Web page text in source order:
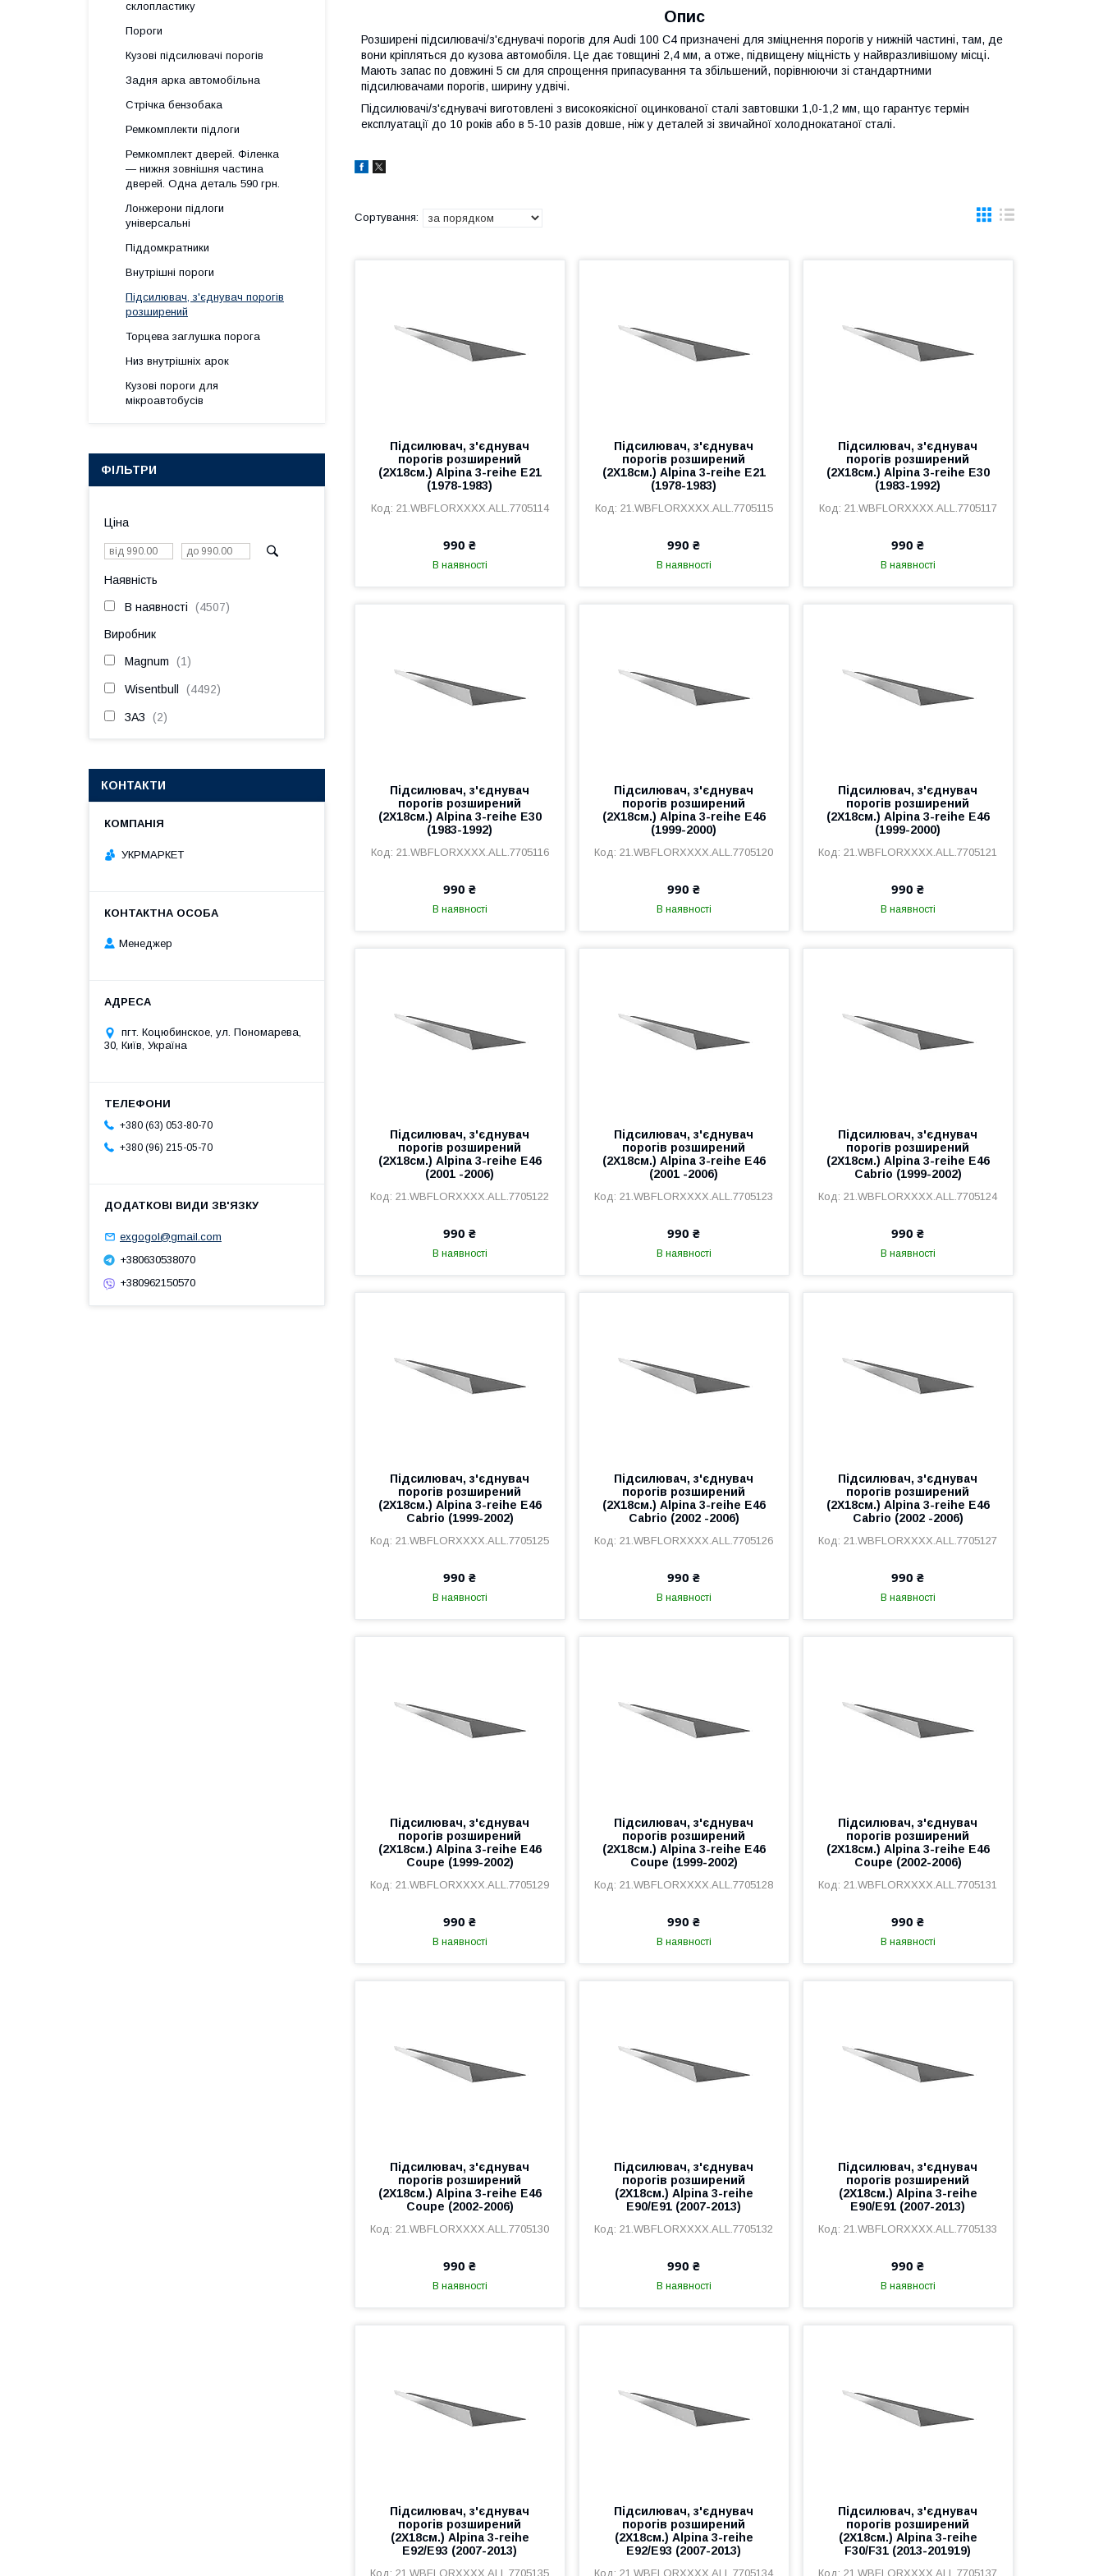
Опис
Розширені підсилювачі/з'єднувачі порогів для Audi 100 C4 призначені для зміцнення порогів у нижній частині, там, де
вони кріпляться до кузова автомобіля. Це дає товщині 2,4 мм, а отже, підвищену міцність у найвразливішому місці.
Мають запас по довжині 5 см для спрощення припасування та збільшений, порівнюючи зі стандартними
підсилювачами порогів, ширину удвічі.
Підсилювачі/з'єднувачі виготовлені з високоякісної оцинкованої сталі завтовшки 1,0-1,2 мм, що гарантує термін
експлуатації до 10 років або в 5-10 разів довше, ніж у деталей зі звичайної холоднокатаної сталі.
Підсилювач, з'єднувач
порогів розширений
(2Х18см.) Alpina 3-reihe E21
(1978-1983)
21.WBFLORXXXX.ALL.7705114
990 ₴
В наявності
Підсилювач, з'єднувач
порогів розширений
(2Х18см.) Alpina 3-reihe E21
(1978-1983)
21.WBFLORXXXX.ALL.7705115
990 ₴
В наявності
Підсилювач, з'єднувач
порогів розширений
(2Х18см.) Alpina 3-reihe E30
(1983-1992)
21.WBFLORXXXX.ALL.7705117
990 ₴
В наявності
Підсилювач, з'єднувач
порогів розширений
(2Х18см.) Alpina 3-reihe E30
(1983-1992)
21.WBFLORXXXX.ALL.7705116
990 ₴
В наявності
Підсилювач, з'єднувач
порогів розширений
(2Х18см.) Alpina 3-reihe E46
(1999-2000)
21.WBFLORXXXX.ALL.7705120
990 ₴
В наявності
Підсилювач, з'єднувач
порогів розширений
(2Х18см.) Alpina 3-reihe E46
(1999-2000)
21.WBFLORXXXX.ALL.7705121
990 ₴
В наявності
Підсилювач, з'єднувач
порогів розширений
(2Х18см.) Alpina 3-reihe E46
(2001 -2006)
21.WBFLORXXXX.ALL.7705122
990 ₴
В наявності
Підсилювач, з'єднувач
порогів розширений
(2Х18см.) Alpina 3-reihe E46
(2001 -2006)
21.WBFLORXXXX.ALL.7705123
990 ₴
В наявності
Підсилювач, з'єднувач
порогів розширений
(2Х18см.) Alpina 3-reihe E46
Cabrio (1999-2002)
21.WBFLORXXXX.ALL.7705124
990 ₴
В наявності
Підсилювач, з'єднувач
порогів розширений
(2Х18см.) Alpina 3-reihe E46
Cabrio (1999-2002)
21.WBFLORXXXX.ALL.7705125
990 ₴
В наявності
Підсилювач, з'єднувач
порогів розширений
(2Х18см.) Alpina 3-reihe E46
Cabrio (2002 -2006)
21.WBFLORXXXX.ALL.7705126
990 ₴
В наявності
Підсилювач, з'єднувач
порогів розширений
(2Х18см.) Alpina 3-reihe E46
Cabrio (2002 -2006)
21.WBFLORXXXX.ALL.7705127
990 ₴
В наявності
Підсилювач, з'єднувач
порогів розширений
(2Х18см.) Alpina 3-reihe E46
Coupe (1999-2002)
21.WBFLORXXXX.ALL.7705129
990 ₴
В наявності
Підсилювач, з'єднувач
порогів розширений
(2Х18см.) Alpina 3-reihe E46
Coupe (1999-2002)
21.WBFLORXXXX.ALL.7705128
990 ₴
В наявності
Підсилювач, з'єднувач
порогів розширений
(2Х18см.) Alpina 3-reihe E46
Coupe (2002-2006)
21.WBFLORXXXX.ALL.7705131
990 ₴
В наявності
Підсилювач, з'єднувач
порогів розширений
(2Х18см.) Alpina 3-reihe E46
Coupe (2002-2006)
21.WBFLORXXXX.ALL.7705130
990 ₴
В наявності
Підсилювач, з'єднувач
порогів розширений
(2Х18см.) Alpina 3-reihe
E90/E91 (2007-2013)
21.WBFLORXXXX.ALL.7705132
990 ₴
В наявності
Підсилювач, з'єднувач
порогів розширений
(2Х18см.) Alpina 3-reihe
E90/E91 (2007-2013)
21.WBFLORXXXX.ALL.7705133
990 ₴
В наявності
Підсилювач, з'єднувач
порогів розширений
(2Х18см.) Alpina 3-reihe
E92/E93 (2007-2013)
21.WBFLORXXXX.ALL.7705135
Підсилювач, з'єднувач
порогів розширений
(2Х18см.) Alpina 3-reihe
E92/E93 (2007-2013)
21.WBFLORXXXX.ALL.7705134
Підсилювач, з'єднувач
порогів розширений
(2Х18см.) Alpina 3-reihe
F30/F31 (2013-201919)
21.WBFLORXXXX.ALL.7705137
склопластику
Пороги
Кузові підсилювачі порогів
Задня арка автомобільна
Стрічка бензобака
Ремкомплекти підлоги
Ремкомплект дверей. Філенка
— нижня зовнішня частина
дверей. Одна деталь 590 грн.
Лонжерони підлоги
універсальні
Піддомкратники
Внутрішні пороги
Підсилювач, з'єднувач порогів
розширений
Торцева заглушка порога
Низ внутрішніх арок
Кузові пороги для
мікроавтобусів
ФІЛЬТРИ
Ціна
Наявність
В наявності 4507
Виробник
Magnum 1
Wisentbull 4492
ЗАЗ 2
КОНТАКТИ
УКРМАРКЕТ
Менеджер
пгт. Коцюбинское, ул. Пономарева,
30, Київ, Україна
+380 (63) 053-80-70
+380 (96) 215-05-70
exgogol@gmail.com
+380630538070
+380962150570